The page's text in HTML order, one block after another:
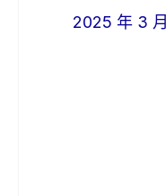
2025 年 3 月